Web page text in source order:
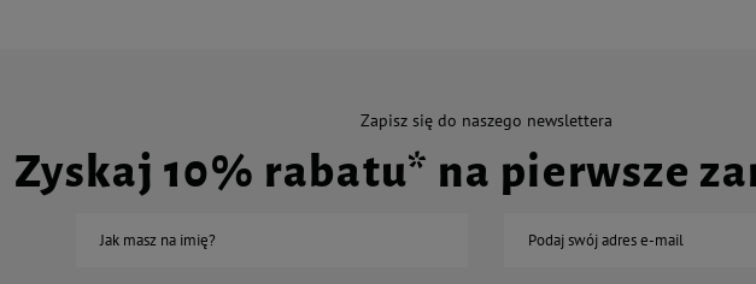
Zapisz się do naszego newslettera
Zyskaj 10% rabatu* na pierwsze
Jak masz na imię? Podaj swój adres e-mail